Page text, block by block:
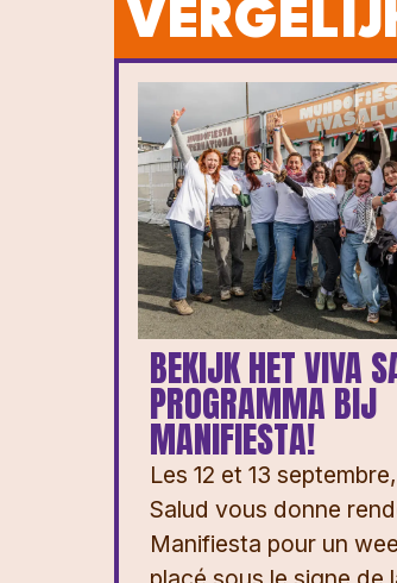
BEKIJK HET VIVA
PROGRAMMA BIJ
MANIFIESTA!
Les 12 et 13
Salud vous donne
Manifiesta pour un